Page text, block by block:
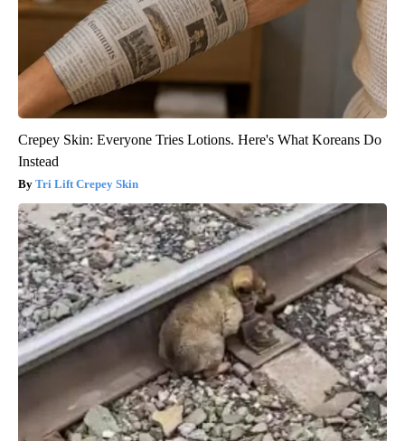
Crepey Skin: Everyone Tries Lotions. Here's What Koreans Do
Instead
Tri Lift Crepey Skin